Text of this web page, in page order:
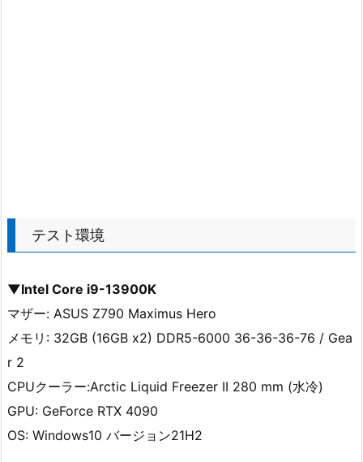
テスト環境
▼Intel Core i9-13900K
マザー: ASUS Z790 Maximus Hero
メモリ: 32GB (16GB x2) DDR5-6000 36-36-36-76 / Gea
r 2
CPUクーラー:Arctic Liquid Freezer II 280 mm (水冷)
GPU: GeForce RTX 4090
OS: Windows10 バージョン21H2